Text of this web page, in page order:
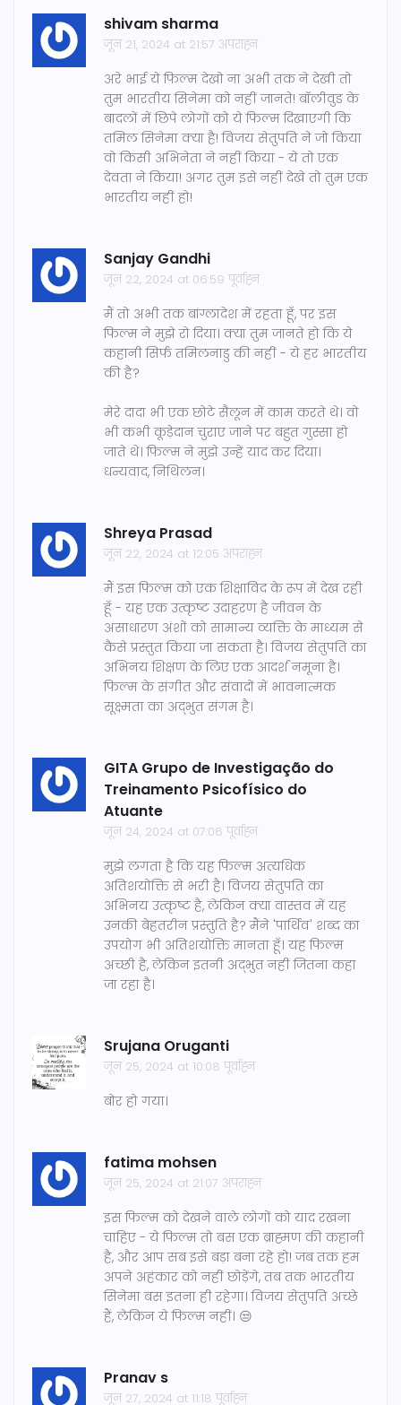
shivam sharma
जून 21, 2024 at 21:57 अपराह्न
अरे भाई ये फिल्म देखो ना अभी तक ने देखी तो
तुम भारतीय सिनेमा को नहीं जानते! बॉलीवुड के
बादलों में छिपे लोगों को ये फिल्म दिखाएगी कि
तमिल सिनेमा क्या है! विजय सेतुपति ने जो किया
वो किसी अभिनेता ने नहीं किया - ये तो एक
देवता ने किया! अगर तुम इसे नहीं देखे तो तुम एक
भारतीय नहीं हो!
Sanjay Gandhi
जून 22, 2024 at 06:59 पूर्वाह्न
मैं तो अभी तक बांग्लादेश में रहता हूँ, पर इस
फिल्म ने मुझे रो दिया। क्या तुम जानते हो कि ये
कहानी सिर्फ तमिलनाडु की नहीं - ये हर भारतीय
की है?
मेरे दादा भी एक छोटे सैलून में काम करते थे। वो
भी कभी कूड़ेदान चुराए जाने पर बहुत गुस्सा हो
जाते थे। फिल्म ने मुझे उन्हें याद कर दिया।
धन्यवाद, निथिलन।
Shreya Prasad
जून 22, 2024 at 12:05 अपराह्न
मैं इस फिल्म को एक शिक्षाविद के रूप में देख रही
हूँ - यह एक उत्कृष्ट उदाहरण है जीवन के
असाधारण अंशों को सामान्य व्यक्ति के माध्यम से
कैसे प्रस्तुत किया जा सकता है। विजय सेतुपति का
अभिनय शिक्षण के लिए एक आदर्श नमूना है।
फिल्म के संगीत और संवादों में भावनात्मक
सूक्ष्मता का अद्भुत संगम है।
GITA Grupo de Investigação do
Treinamento Psicofísico do
Atuante
जून 24, 2024 at 07:06 पूर्वाह्न
मुझे लगता है कि यह फिल्म अत्यधिक
अतिशयोक्ति से भरी है। विजय सेतुपति का
अभिनय उत्कृष्ट है, लेकिन क्या वास्तव में यह
उनकी बेहतरीन प्रस्तुति है? मैंने 'पार्थिव' शब्द का
उपयोग भी अतिशयोक्ति मानता हूँ। यह फिल्म
अच्छी है, लेकिन इतनी अद्भुत नहीं जितना कहा
जा रहा है।
Srujana Oruganti
जून 25, 2024 at 10:08 पूर्वाह्न
बोर हो गया।
fatima mohsen
जून 25, 2024 at 21:07 अपराह्न
इस फिल्म को देखने वाले लोगों को याद रखना
चाहिए - ये फिल्म तो बस एक ब्राह्मण की कहानी
है, और आप सब इसे बड़ा बना रहे हो! जब तक हम
अपने अहंकार को नहीं छोड़ेंगे, तब तक भारतीय
सिनेमा बस इतना ही रहेगा। विजय सेतुपति अच्छे
हैं, लेकिन ये फिल्म नहीं। 😒
Pranav s
जून 27, 2024 at 11:18 पूर्वाह्न